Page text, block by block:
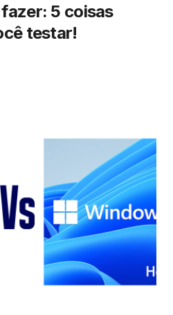
fazer: 5 coisas
testar!